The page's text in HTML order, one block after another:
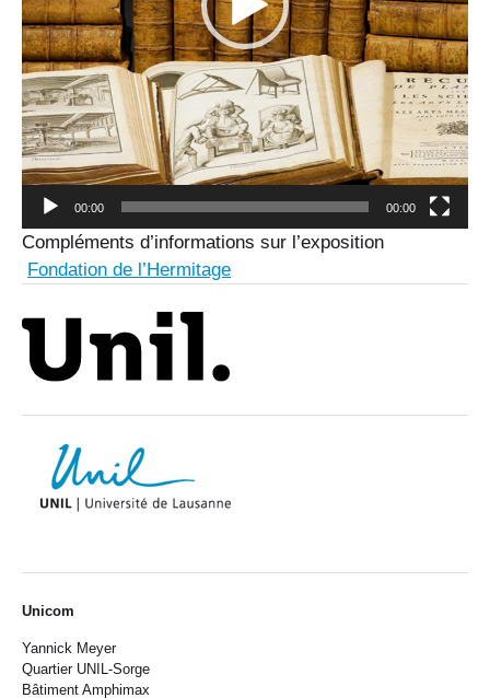
i
d
é
o
00:00 00:00
Compléments d’informations sur l’exposition
Fondation de l’Hermitage
Unicom
Yannick Meyer
Quartier UNIL-Sorge
Bâtiment Amphimax